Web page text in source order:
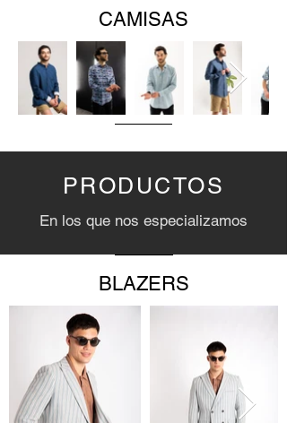
CAMISAS
PRODUCTOS
En los que nos especializamos
BLAZERS